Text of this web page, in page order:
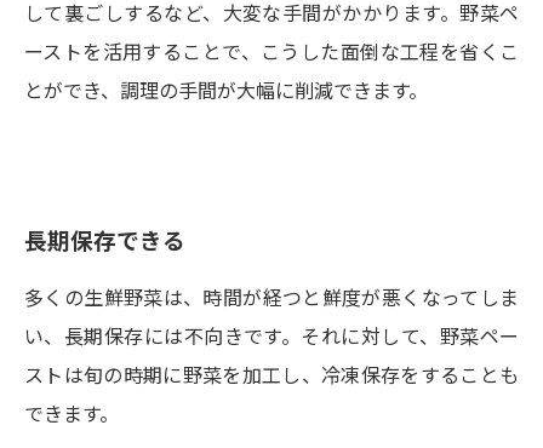
して裏ごしするなど、大変な手間がかかります。野菜ペ
ーストを活用することで、こうした面倒な工程を省くこ
とができ、調理の手間が大幅に削減できます。
長期保存できる
多くの生鮮野菜は、時間が経つと鮮度が悪くなってしま
い、長期保存には不向きです。それに対して、野菜ペー
ストは旬の時期に野菜を加工し、冷凍保存をすることも
できます。